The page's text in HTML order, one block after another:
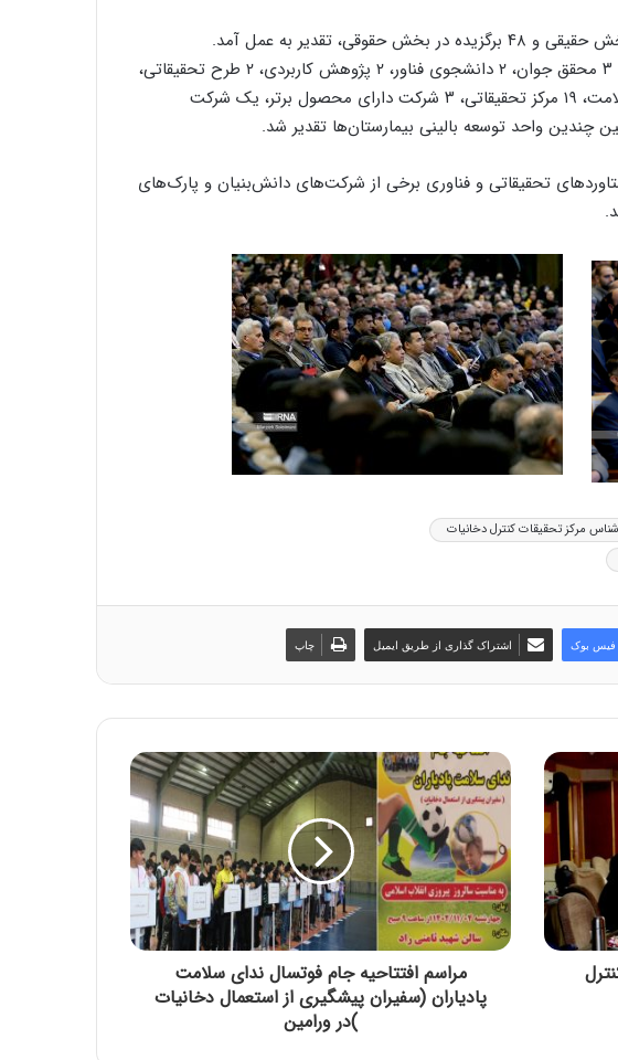
در این جشنواره از ۴ محقق، ۳ مخترع، ۲ فناور، ۳ محقق جوان، ۲ دانشجوی فناور، ۲ پژوهش کاربردی، ۲ طرح تحقیقاتی،
۱۰ دانشگاه علوم پزشکی، ۶ مرکز رشد فناوری سلامت، ۱۹ مرکز تحقیقاتی، ۳ شرکت دارای محصول برتر، یک شرکت
تحقیقاتی و فناوری برخی از شرکت‌های دانش‌بنیان و پارک‌های
مرکز تحقیقات کنترل دخانیات
فیس بوک اشتراک گذاری از طریق ایمیل چاپ
مراسم افتتاحیه جام فوتسال ندای سلامت
پادیاران (سفیران پیشگیری از استعمال دخانیات
)در ورامین